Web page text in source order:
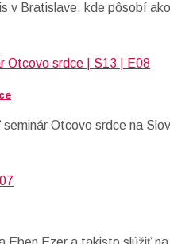
v Bratislave, kde pôsobí
Otcovo srdce na